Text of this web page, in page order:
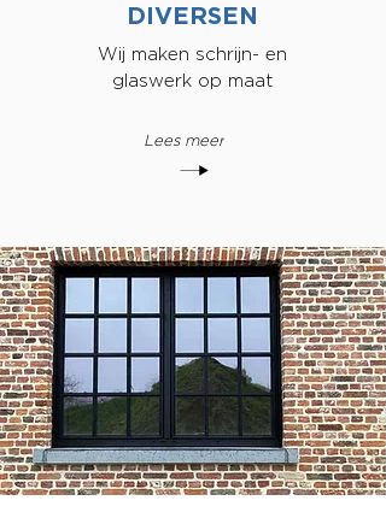
Lees meer
DIVERSEN
Wij maken schrijn- en
glaswerk op maat